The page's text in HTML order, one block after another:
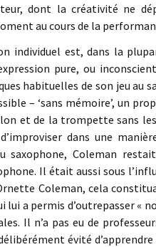
dont la créativité ne
au cours de la
individuel est, dans la
pure, ou
habituelles de son jeu au
– ‘sans mémoire’, un
et de la trompette sans
dans une
saxophone, Coleman
Il était aussi sous
Coleman, cela
lui a permis d’outrepasser «
Il n’a pas eu de
évité d’apprendre